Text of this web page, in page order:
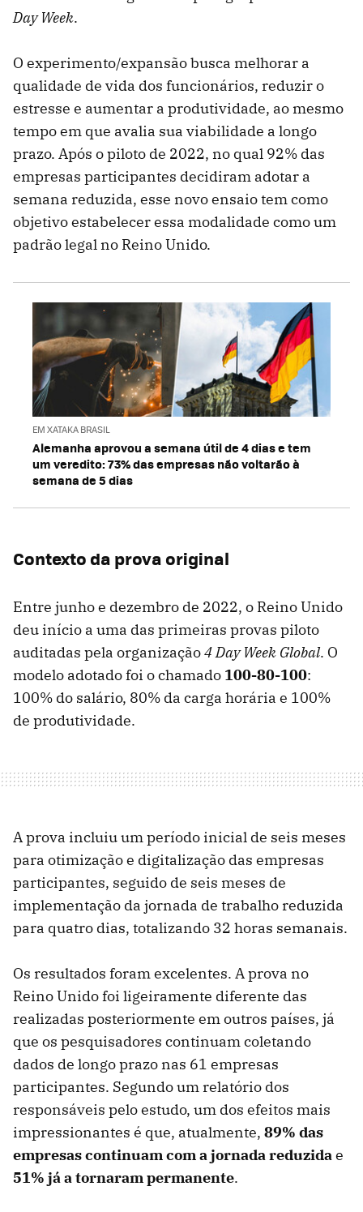
Day Week.
O experimento/expansão busca melhorar a
qualidade de vida dos funcionários, reduzir o
estresse e aumentar a produtividade, ao mesmo
tempo em que avalia sua viabilidade a longo
prazo. Após o piloto de 2022, no qual 92% das
empresas participantes decidiram adotar a
semana reduzida, esse novo ensaio tem como
objetivo estabelecer essa modalidade como um
padrão legal no Reino Unido.
EM XATAKA BRASIL
Alemanha aprovou a semana útil de 4 dias e tem
um veredito: 73% das empresas não voltarão à
semana de 5 dias
Contexto da prova original
Entre junho e dezembro de 2022, o Reino Unido
deu início a uma das primeiras provas piloto
auditadas pela organização4 Day Week Global. O
modelo adotado foi o chamado 100-80-100:
100% do salário, 80% da carga horária e 100%
de produtividade.
A prova incluiu um período inicial de seis meses
para otimização e digitalização das empresas
participantes, seguido de seis meses de
implementação da jornada de trabalho reduzida
para quatro dias, totalizando 32 horas semanais.
Os resultados foram excelentes. A prova no
Reino Unido foi ligeiramente diferente das
realizadas posteriormente em outros países, já
que os pesquisadores continuam coletando
dados de longo prazo nas 61 empresas
participantes. Segundo um relatório dos
responsáveis pelo estudo, um dos efeitos mais
impressionantes é que, atualmente, 89% das
empresas continuam com a jornada reduzidae
51% já a tornaram permanente.